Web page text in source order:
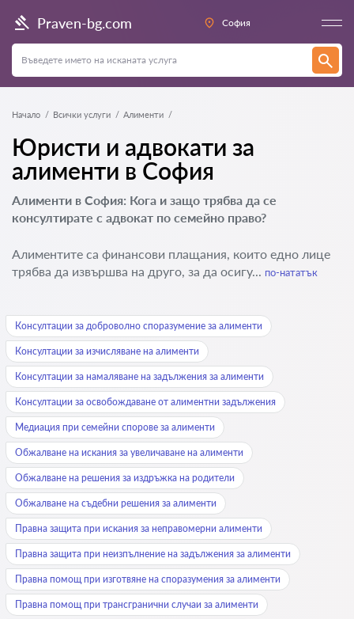
Praven-bg.com София
Начало Всички услуги Алименти
Юристи и адвокати за
алименти в София
Алименти в София: Кога и защо трябва да се
консултирате с адвокат по семейно право?
Алиментите са финансови плащания, които едно лице
трябва да извършва на друго, за да осигу... по-нататък
Консултации за доброволно споразумение за алименти
Консултации за изчисляване на алименти
Консултации за намаляване на задължения за алименти
Консултации за освобождаване от алиментни задължения
Медиация при семейни спорове за алименти
Обжалване на искания за увеличаване на алименти
Обжалване на решения за издръжка на родители
Обжалване на съдебни решения за алименти
Правна защита при искания за неправомерни алименти
Правна защита при неизпълнение на задължения за алименти
Правна помощ при изготвяне на споразумения за алименти
Правна помощ при трансгранични случаи за алименти